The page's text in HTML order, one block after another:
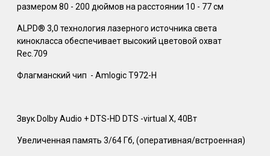
размером 80 - 200 дюймов на расстоянии 10 - 77 см
ALPD® 3,0 технология лазерного источника света
кинокласса обеспечивает высокий цветовой охват
Rec.709
Флагманский чип - Amlogic T972-H
Звук Dolby Audio + DTS-HD DTS -virtual X, 40Вт
Увеличенная память 3/64 Гб, (оперативная/встроенная)